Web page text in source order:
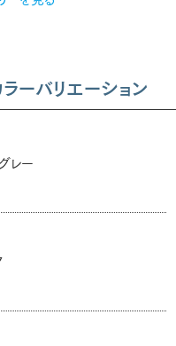
ーバリエーション
レー